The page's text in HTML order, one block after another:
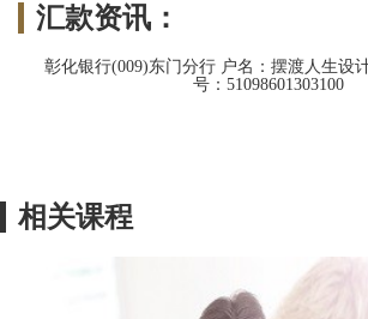
汇款资讯：
彰化银行(009)东门分行 户名：摆渡人生设
号：51098601303100
相关课程